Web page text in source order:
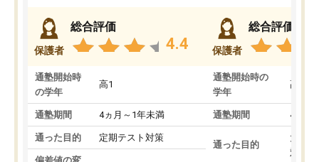
保護者
総合評価
4.4
通塾開始時
の学年
高1
通塾期間 4ヵ月～1年未満
通った目的 定期テスト対策
保護者
総合評価
通塾開始時の
学年
高3
通塾期間 4ヵ月
通った目的
大学
対策